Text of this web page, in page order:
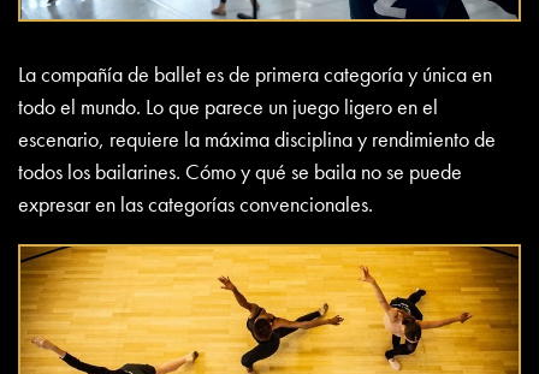
La compañía de ballet es de primera categoría y única en
todo el mundo. Lo que parece un juego ligero en el
escenario, requiere la máxima disciplina y rendimiento de
todos los bailarines. Cómo y qué se baila no se puede
expresar en las categorías convencionales.